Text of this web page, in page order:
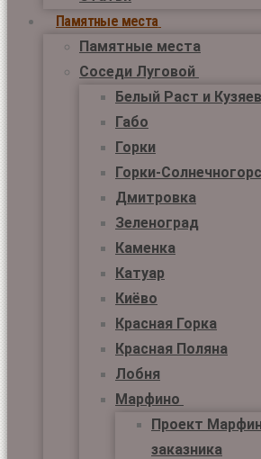
Памятные места
Памятные места
Соседи Луговой
Белый Раст и
Габо
Горки
Горки-
Дмитровка
Зеленоград
Каменка
Катуар
Киёво
Красная Горка
Красная Поляна
Лобня
Марфино
Проект
заказника